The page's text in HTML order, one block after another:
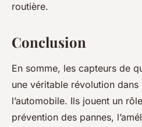
routière.
Conclusion
En somme, les capteurs de
une véritable révolution
l’automobile. Ils jouent un
prévention des pannes,